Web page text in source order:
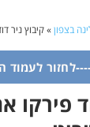
בצפון»קיבוץ ניר
לחזור לעמוד
פירקו